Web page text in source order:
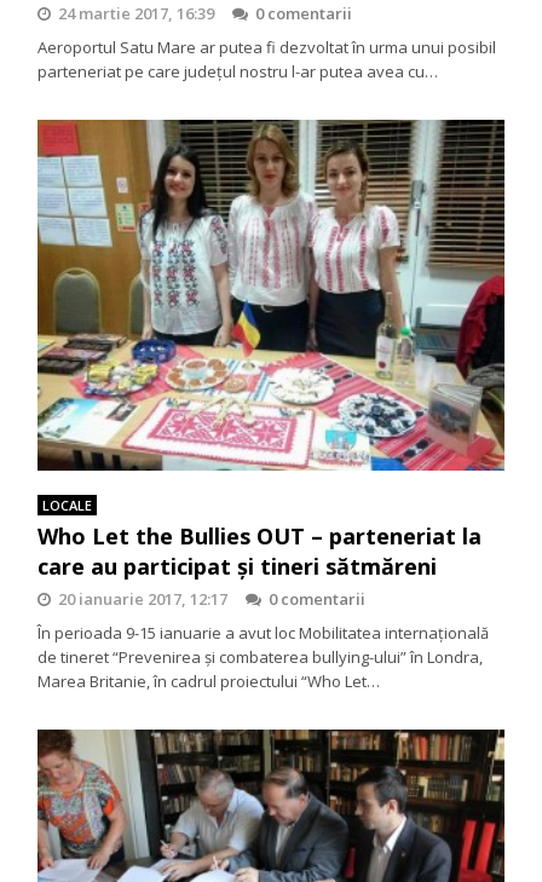
24 martie 2017, 16:39
0 comentarii
Aeroportul Satu Mare ar putea fi dezvoltat în urma unui posibil
parteneriat pe care județul nostru l-ar putea avea cu…
LOCALE
Who Let the Bullies OUT – parteneriat la
care au participat și tineri sătmăreni
20 ianuarie 2017, 12:17
0 comentarii
În perioada 9-15 ianuarie a avut loc Mobilitatea internațională
de tineret “Prevenirea și combaterea bullying-ului” în Londra,
Marea Britanie, în cadrul proiectului “Who Let…